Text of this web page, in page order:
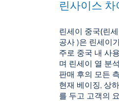
린사이스 차
린세이 중국(린
공사 )은 린세이
주로 중국 내 사
며 린세이
열 분
판매 후의 모든
현재 베이징, 상
를 두고 고객의